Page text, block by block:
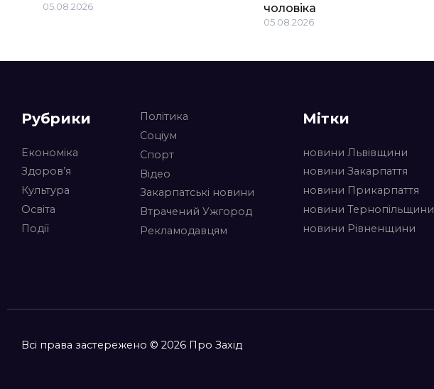
05.08.2026
чоловіка
05.08.2026
Рубрики
Економіка
Здоров’я
Культура
Освіта
Події
Політика
Соціум
Спорт
Відео
Закарпатські новини
Втрачений Ужгород
Рекламодавцям
Мітки
новини Львівщини
новини Закарпаття
новини Прикарпаття
новини Тернопільщини
новини Рівненщини
Всі права застережено © 2026 Про Захід